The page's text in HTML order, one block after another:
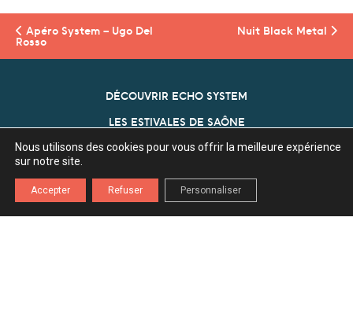
Apéro System – Ugo Del
Rosso
Nuit Black Metal
DÉCOUVRIR ECHO SYSTEM
LES ESTIVALES DE SAÔNE
NOS PARTENAIRES
ECHO SYSTEM
Association Echo System
Nous utilisons des cookies pour vous offrir la meilleure expérience
sur notre site.
Accepter Refuser Personnaliser